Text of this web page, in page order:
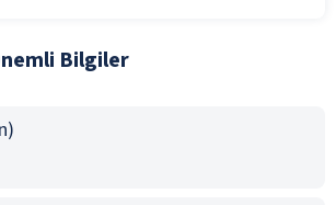
Bilgiler